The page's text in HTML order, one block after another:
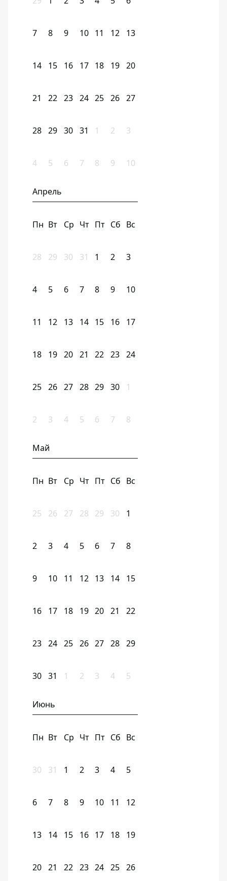
7 8 9 10 11 12 13
14 15 16 17 18 19 20
21 22 23 24 25 26 27
28 29 30 31 1 2 3
4 5 6 7 8 9 10
Апрель
Пн Вт Ср Чт Пт Сб Вс
28 29 30 31 1 2 3
4 5 6 7 8 9 10
11 12 13 14 15 16 17
18 19 20 21 22 23 24
25 26 27 28 29 30 1
2 3 4 5 6 7 8
Май
Пн Вт Ср Чт Пт Сб Вс
25 26 27 28 29 30 1
2 3 4 5 6 7 8
9 10 11 12 13 14 15
16 17 18 19 20 21 22
23 24 25 26 27 28 29
30 31 1 2 3 4 5
Июнь
Пн Вт Ср Чт Пт Сб Вс
30 31 1 2 3 4 5
6 7 8 9 10 11 12
13 14 15 16 17 18 19
20 21 22 23 24 25 26